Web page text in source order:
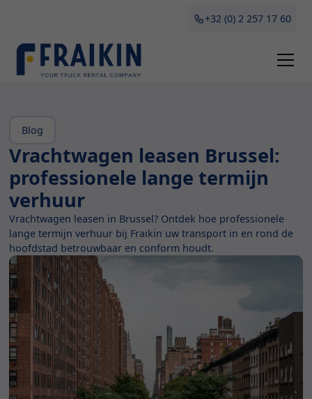
+32 (0) 2 257 17 60
Blog
Vrachtwagen leasen Brussel:
professionele lange termijn
verhuur
Vrachtwagen leasen in Brussel? Ontdek hoe professionele
lange termijn verhuur bij Fraikin uw transport in en rond de
hoofdstad betrouwbaar en conform houdt.